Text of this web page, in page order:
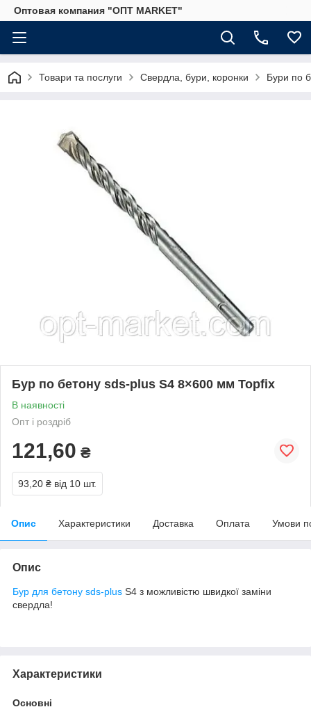
Оптовая компания "ОПТ MARKET"
Товари та послуги Свердла, бури, коронки Бури по
Бур по бетону sds-plus S4 8×600 мм Topfix
В наявності
Опт і роздріб
121,60 ₴
93,20 ₴ від 10 шт.
Опис Характеристики Доставка Оплата Умови
Опис
Бур для бетону sds-plus S4 з можливістю швидкої заміни
свердла!
Характеристики
Основні